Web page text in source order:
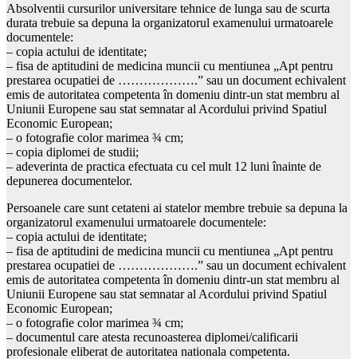
Absolventii cursurilor universitare tehnice de lunga sau de scurta
durata trebuie sa depuna la organizatorul examenului urmatoarele
documentele:
– copia actului de identitate;
– fisa de aptitudini de medicina muncii cu mentiunea „Apt pentru
prestarea ocupatiei de ……………….” sau un document echivalent
emis de autoritatea competenta în domeniu dintr-un stat membru al
Uniunii Europene sau stat semnatar al Acordului privind Spatiul
Economic European;
– o fotografie color marimea ¾ cm;
– copia diplomei de studii;
– adeverinta de practica efectuata cu cel mult 12 luni înainte de
depunerea documentelor.
Persoanele care sunt cetateni ai statelor membre trebuie sa depuna la
organizatorul examenului urmatoarele documentele:
– copia actului de identitate;
– fisa de aptitudini de medicina muncii cu mentiunea „Apt pentru
prestarea ocupatiei de ……………….” sau un document echivalent
emis de autoritatea competenta în domeniu dintr-un stat membru al
Uniunii Europene sau stat semnatar al Acordului privind Spatiul
Economic European;
– o fotografie color marimea ¾ cm;
– documentul care atesta recunoasterea diplomei/calificarii
profesionale eliberat de autoritatea nationala competenta.